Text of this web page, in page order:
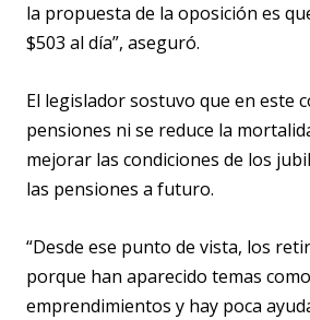
la propuesta de la oposición es
$503 al día”, aseguró.
El legislador sostuvo que en este
pensiones ni se reduce la
mejorar las condiciones de los
las pensiones a futuro.
“Desde ese punto de vista, los
porque han aparecido temas
emprendimientos y hay poca